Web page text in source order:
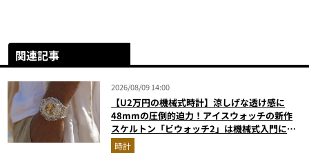
関連記事
2026/08/09 14:00
【U2万円の機械式時計】涼しげな透け感に
48mmの圧倒的迫力！アイスウォッチの新作
スケルトン「ビウォッチ2」は機械式入門にも
最適な一本
時計